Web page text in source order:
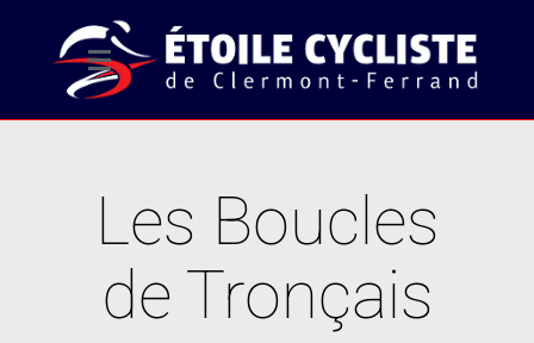
Les Boucles
de Tronçais